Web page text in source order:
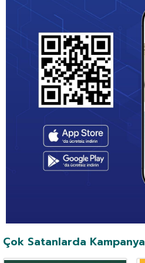
Çok Satanlarda Kampanya